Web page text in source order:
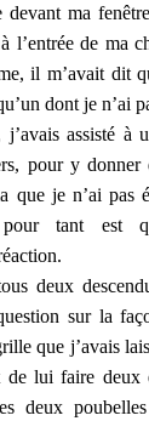
devant ma
l’entrée de ma
il m’avait dit
dont je n’ai
j’avais assisté à
pour y donner
que je n’ai pas
tant est
deux
sur la
que j’avais
lui faire
deux